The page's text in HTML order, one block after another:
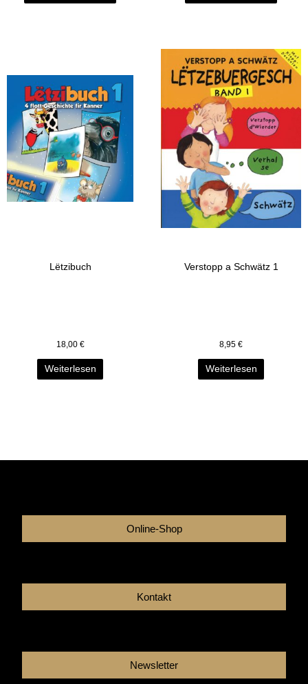
Lëtzibuch
18,00 €
Weiterlesen
Verstopp a Schwätz 1
8,95 €
Weiterlesen
Online-Shop
Kontakt
Newsletter